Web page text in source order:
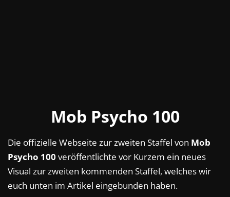
Mob Psycho 100
Die offizielle Webseite zur zweiten Staffel von Mob
Psycho 100 veröffentlichte vor Kurzem ein neues
Visual zur zweiten kommenden Staffel, welches wir
euch unten im Artikel eingebunden haben.